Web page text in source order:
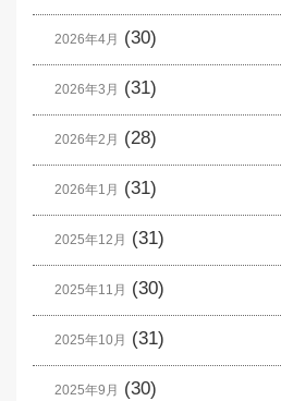
2026年4月 (30)
2026年3月 (31)
2026年2月 (28)
2026年1月 (31)
2025年12月 (31)
2025年11月 (30)
2025年10月 (31)
2025年9月 (30)